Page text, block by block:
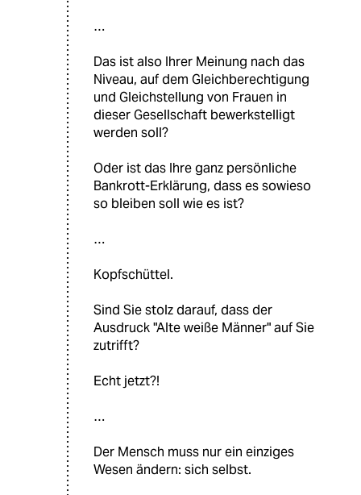
…
Das ist also Ihrer Meinung nach das
Niveau, auf dem Gleichberechtigung
und Gleichstellung von Frauen in
dieser Gesellschaft bewerkstelligt
werden soll?
Oder ist das Ihre ganz persönliche
Bankrott-Erklärung, dass es sowieso
so bleiben soll wie es ist?
…
Kopfschüttel.
Sind Sie stolz darauf, dass der
Ausdruck "Alte weiße Männer" auf Sie
zutrifft?
Echt jetzt?!
…
Der Mensch muss nur ein einziges
Wesen ändern: sich selbst.